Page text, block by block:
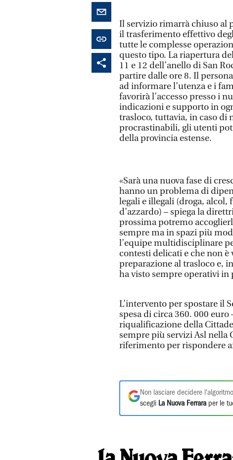
Il servizio rimarrà chiuso al
il trasferimento effettivo
tutte le complesse
questo tipo. La riapertura
11 e 12 dell’anello di San
partire dalle ore 8. Il
ad informare l’utenza e i
favorirà l’accesso presso i
indicazioni e supporto in
trasloco, tuttavia, in caso di
procrastinabili, gli utenti
della provincia estense.
«Sarà una nuova fase di
hanno un problema di
legali e illegali (droga,
d’azzardo) – spiega la
prossima potremo
sempre ma in spazi più
l’equipe multidisciplinare
contesti delicati e che non
preparazione al trasloco e,
ha visto sempre operativi in
L’intervento per spostare il
spesa di circa 360. 000
riqualificazione della
sempre più servizi Asl nella
riferimento per rispondere
Non lasciare decidere
scegli La Nuova Ferrara per le